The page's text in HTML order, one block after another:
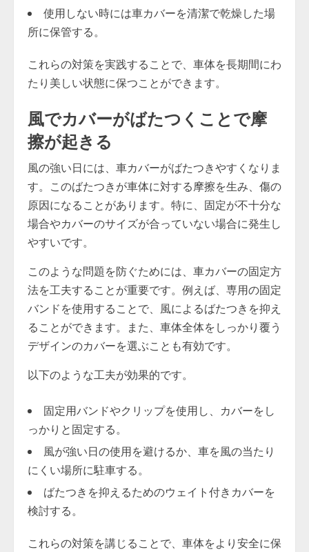
使用しない時には車カバーを清潔で乾燥した場
所に保管する。
これらの対策を実践することで、車体を長期間にわ
たり美しい状態に保つことができます。
風でカバーがばたつくことで摩
擦が起きる
風の強い日には、車カバーがばたつきやすくなりま
す。このばたつきが車体に対する摩擦を生み、傷の
原因になることがあります。特に、固定が不十分な
場合やカバーのサイズが合っていない場合に発生し
やすいです。
このような問題を防ぐためには、車カバーの固定方
法を工夫することが重要です。例えば、専用の固定
バンドを使用することで、風によるばたつきを抑え
ることができます。また、車体全体をしっかり覆う
デザインのカバーを選ぶことも有効です。
以下のような工夫が効果的です。
固定用バンドやクリップを使用し、カバーをし
っかりと固定する。
風が強い日の使用を避けるか、車を風の当たり
にくい場所に駐車する。
ばたつきを抑えるためのウェイト付きカバーを
検討する。
これらの対策を講じることで、車体をより安全に保